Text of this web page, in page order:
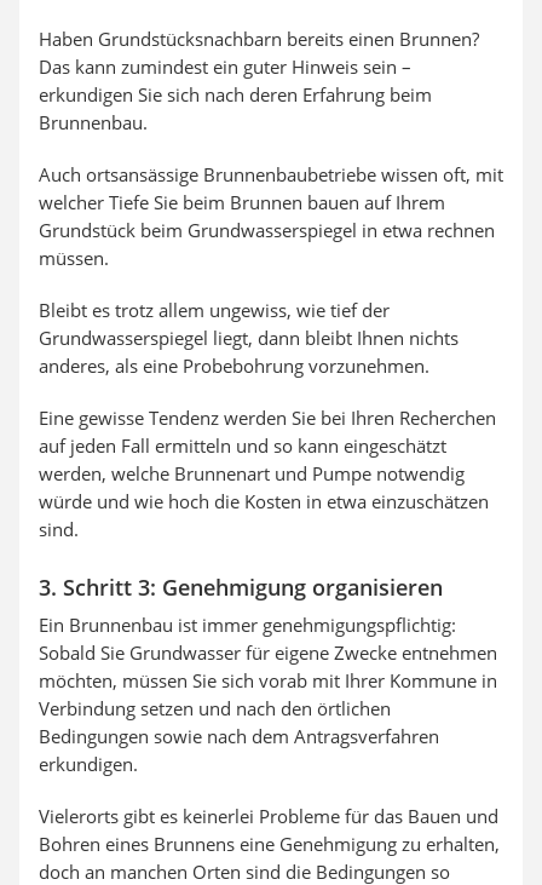
Haben Grundstücksnachbarn bereits einen Brunnen?
Das kann zumindest ein guter Hinweis sein –
erkundigen Sie sich nach deren Erfahrung beim
Brunnenbau.
Auch ortsansässige Brunnenbaubetriebe wissen oft, mit
welcher Tiefe Sie beim Brunnen bauen auf Ihrem
Grundstück beim Grundwasserspiegel in etwa rechnen
müssen.
Bleibt es trotz allem ungewiss, wie tief der
Grundwasserspiegel liegt, dann bleibt Ihnen nichts
anderes, als eine Probebohrung vorzunehmen.
Eine gewisse Tendenz werden Sie bei Ihren Recherchen
auf jeden Fall ermitteln und so kann eingeschätzt
werden, welche Brunnenart und Pumpe notwendig
würde und wie hoch die Kosten in etwa einzuschätzen
sind.
3. Schritt 3: Genehmigung organisieren
Ein Brunnenbau ist immer genehmigungspflichtig:
Sobald Sie Grundwasser für eigene Zwecke entnehmen
möchten, müssen Sie sich vorab mit Ihrer Kommune in
Verbindung setzen und nach den örtlichen
Bedingungen sowie nach dem Antragsverfahren
erkundigen.
Vielerorts gibt es keinerlei Probleme für das Bauen und
Bohren eines Brunnens eine Genehmigung zu erhalten,
doch an manchen Orten sind die Bedingungen so